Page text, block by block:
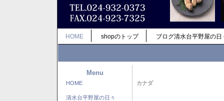
HOME shopのトップ ブログ清水台平野屋の日
Menu
HOME
清水台平野屋の日々
カナダ